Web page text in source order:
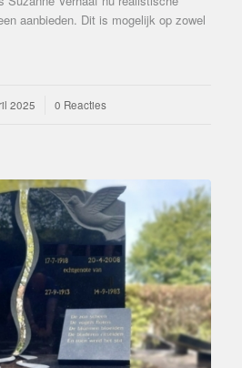
aanbieden. Dit is mogelijk op zowel
2025 0 Reacties